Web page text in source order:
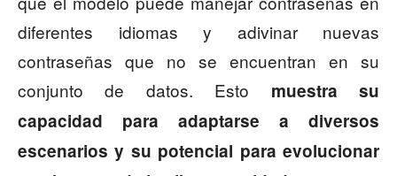
diferentes idiomas y adivinar nuevas
contraseñas que no se encuentran en su
conjunto de datos. Esto muestra su
capacidad para adaptarse a diversos
escenarios y su potencial para evolucionar